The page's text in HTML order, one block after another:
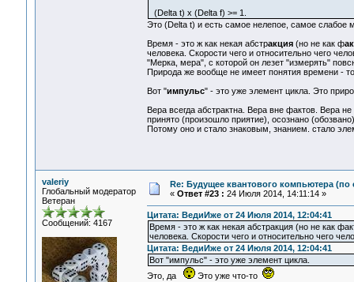
(Delta t) x (Delta f) >= 1.
Это (Delta t) и есть самое нелепое, самое слабое
Время - это ж как некая абстракция(но не как ф
человека. Скорости чего и относительно чего
"Мерка, мера", с которой он лезет "измерять"
Природа же вообще не имеет понятия времени -
Вот "импульс" - это уже элемент цикла. Это
Вера всегда абстрактна. Вера вне фактов. Вера
принято (произошло приятие), осознано
Потому оно и стало знаковым, знанием. стало
valeriy
Глобальный модератор
Ветеран
Сообщений: 4167
Re: Будущее квантового компьютера (по
« Ответ #23 : 24 Июля 2014, 14:11:14 »
Цитата: ВедиИже от 24 Июля 2014, 12:04:41
Время - это ж как некая абстракция (но не как
человека. Скорости чего и относительно чего
Цитата: ВедиИже от 24 Июля 2014, 12:04:41
Вот "импульс" - это уже элемент цикла.
Это, да
Это уже что-то